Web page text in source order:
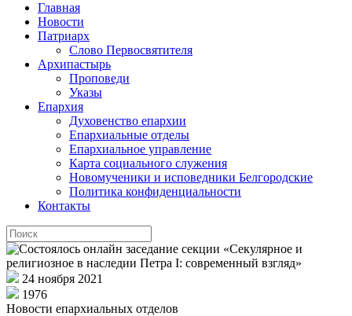
Главная
Новости
Патриарх
Слово Первосвятителя
Архипастырь
Проповеди
Указы
Епархия
Духовенство епархии
Епархиальные отделы
Епархиальное управление
Карта социального служения
Новомученики и исповедники Белгородские
Политика конфиденциальности
Контакты
24 ноября 2021
1976
Новости епархиальных отделов